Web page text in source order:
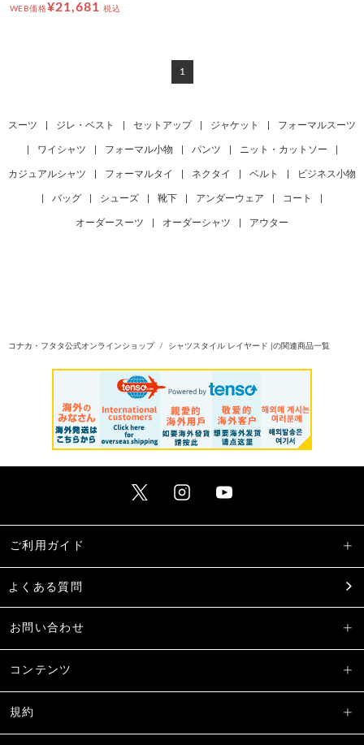
WEB価格¥21,681 税込
1
スーツ ジレ・ベスト セットアップ ジャケット フォーマルスーツ
ワイシャツ フォーマル小物 パンツ ニット・カットソー
カジュアルシャツ フォーマルタイ ネクタイ ベルト ビジネス小物
バッグ シューズ 靴下 アンダーウェア コート
オーダースーツ オーダーシャツ アウター
コナカ・フタタ公式オンラインショップ シャツスタイル レイヤード |の関連商品一覧
ご利用ガイド
よくある質問
お問い合わせ
コンテンツ
規約